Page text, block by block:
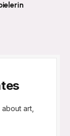
art,